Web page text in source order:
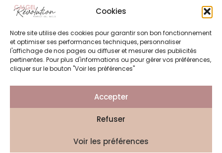
Cookies
Notre site utilise des cookies pour garantir son bon fonctionnement
et optimiser ses performances techniques, personnaliser
l'affichage de nos pages ou diffuser et mesurer des publicités
pertinentes. Pour plus d'informations ou pour gérer vos préférences,
cliquer sur le bouton "Voir les préférences"
Accepter
Refuser
Voir les préférences
Mon compte
CGV
FAQ
Plan du site
Mentions légales